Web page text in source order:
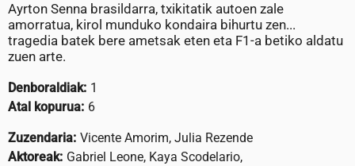
Ayrton Senna brasildarra, txikitatik autoen zale
amorratua, kirol munduko kondaira bihurtu zen...
tragedia batek bere ametsak eten eta F1-a betiko aldatu
zuen arte.
Denboraldiak: 1
Atal kopurua: 6
Zuzendaria: Vicente Amorim, Julia Rezende
Aktoreak: Gabriel Leone, Kaya Scodelario,